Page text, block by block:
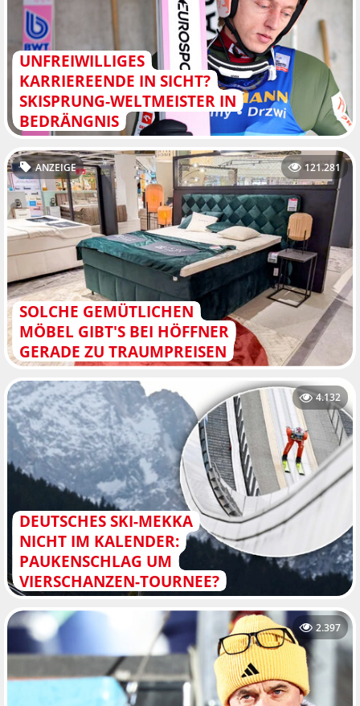
UNFREIWILLIGES
KARRIEREENDE IN SICHT?
SKISPRUNG-WELTMEISTER IN
BEDRÄNGNIS
SOLCHE GEMÜTLICHEN
MÖBEL GIBT'S BEI HÖFFNER
GERADE ZU TRAUMPREISEN
ANZEIGE 121.281
DEUTSCHES SKI-MEKKA
NICHT IM KALENDER:
PAUKENSCHLAG UM
VIERSCHANZEN-TOURNEE?
4.132
2.397